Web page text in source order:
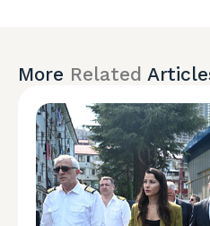
More Related